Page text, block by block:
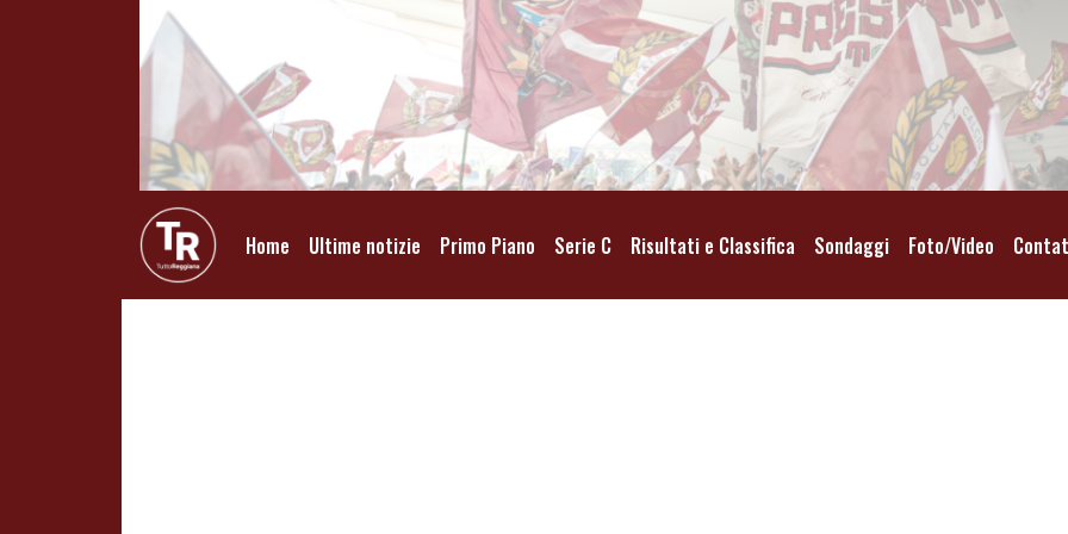
Home Ultime notizie Primo Piano Serie C Risultati e Classifica Sondaggi Foto/Video